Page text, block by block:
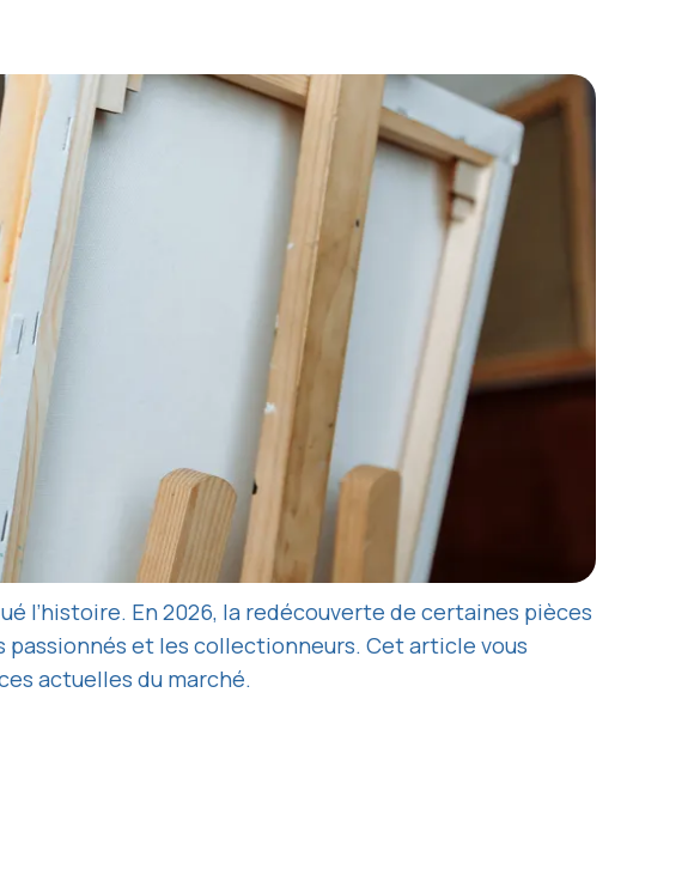
l’histoire. En 2026, la redécouverte de certaines pièces
passionnés et les collectionneurs. Cet article vous
actuelles du marché.